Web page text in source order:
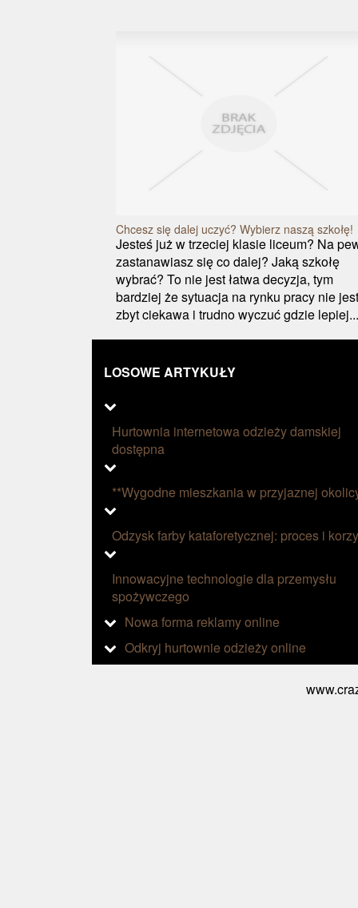
Chcesz się dalej uczyć? Wybierz naszą szkołę!
Jesteś już w trzeciej klasie liceum? Na
zastanawiasz się co dalej? Jaką szkołę
wybrać? To nie jest łatwa decyzja, tym
bardziej że sytuacja na rynku pracy nie jest
zbyt ciekawa i trudno wyczuć gdzie lepiej...
LOSOWE ARTYKUŁY
Hurtownia internetowa odzieży damskiej
dostępna
**Wygodne mieszkania w przyjaznej
Odzysk farby kataforetycznej: proces i
Innowacyjne technologie dla przemysłu
spożywczego
Nowa forma reklamy online
Odkryj hurtownie odzieży online